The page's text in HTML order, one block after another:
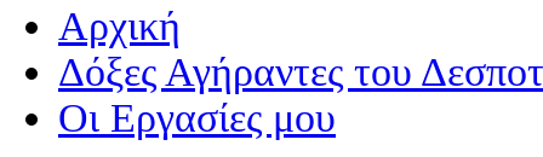
Αρχική
Δόξες Αγήραντες του
Οι Eργασίες μου